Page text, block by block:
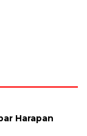
Harapan